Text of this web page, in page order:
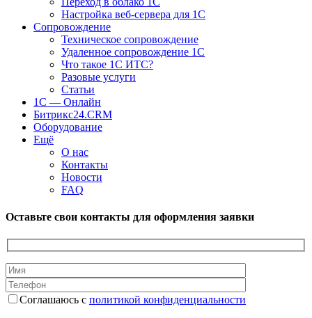
Настройка веб-сервера для 1С
Сопровождение
Техническое сопровождение
Удаленное сопровождение 1С
Что такое 1С ИТС?
Разовые услуги
Статьи
1С — Онлайн
Битрикс24.CRM
Оборудование
Ещё
О нас
Контакты
Новости
FAQ
Оставьте свои контакты для оформления заявки
Соглашаюсь с политикой конфиденциальности